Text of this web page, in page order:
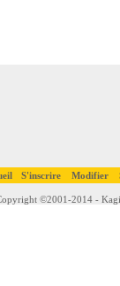
S'inscrire Modifier
©2001-2014 -